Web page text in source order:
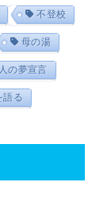
不登校
母の湯
の夢宣言
語る